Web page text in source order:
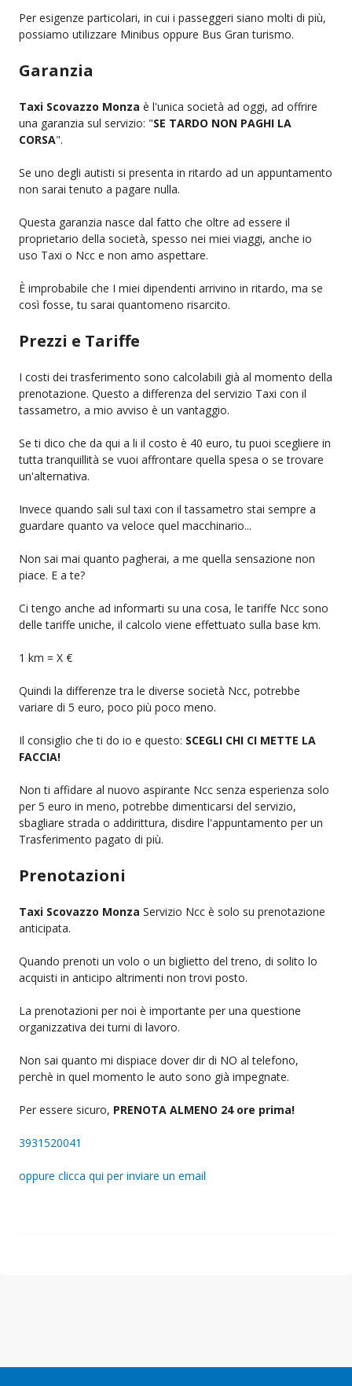
Per esigenze particolari, in cui i passeggeri siano molti di più,
possiamo utilizzare Minibus oppure Bus Gran turismo.
Garanzia
Taxi Scovazzo Monza è l'unica società ad oggi, ad offrire
una garanzia sul servizio: "SE TARDO NON PAGHI LA
CORSA".
Se uno degli autisti si presenta in ritardo ad un appuntamento
non sarai tenuto a pagare nulla.
Questa garanzia nasce dal fatto che oltre ad essere il
proprietario della società, spesso nei miei viaggi, anche io
uso Taxi o Ncc e non amo aspettare.
È improbabile che I miei dipendenti arrivino in ritardo, ma se
così fosse, tu sarai quantomeno risarcito.
Prezzi e Tariffe
I costi dei trasferimento sono calcolabili già al momento della
prenotazione. Questo a differenza del servizio Taxi con il
tassametro, a mio avviso è un vantaggio.
Se ti dico che da qui a li il costo è 40 euro, tu puoi scegliere in
tutta tranquillità se vuoi affrontare quella spesa o se trovare
un'alternativa.
Invece quando sali sul taxi con il tassametro stai sempre a
guardare quanto va veloce quel macchinario...
Non sai mai quanto pagherai, a me quella sensazione non
piace. E a te?
Ci tengo anche ad informarti su una cosa, le tariffe Ncc sono
delle tariffe uniche, il calcolo viene effettuato sulla base km.
1 km = X €
Quindi la differenze tra le diverse società Ncc, potrebbe
variare di 5 euro, poco più poco meno.
Il consiglio che ti do io e questo: SCEGLI CHI CI METTE LA
FACCIA!
Non ti affidare al nuovo aspirante Ncc senza esperienza solo
per 5 euro in meno, potrebbe dimenticarsi del servizio,
sbagliare strada o addirittura, disdire l'appuntamento per un
Trasferimento pagato di più.
Prenotazioni
Taxi Scovazzo Monza Servizio Ncc è solo su prenotazione
anticipata.
Quando prenoti un volo o un biglietto del treno, di solito lo
acquisti in anticipo altrimenti non trovi posto.
La prenotazioni per noi è importante per una questione
organizzativa dei turni di lavoro.
Non sai quanto mi dispiace dover dir di NO al telefono,
perchè in quel momento le auto sono già impegnate.
Per essere sicuro, PRENOTA ALMENO 24 ore prima!
3931520041
oppure clicca qui per inviare un email